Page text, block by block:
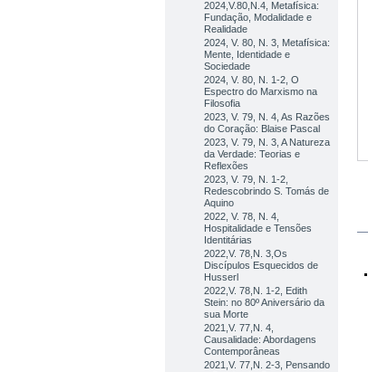
2024,V.80,N.4, Metafísica:
Fundação, Modalidade e
Realidade
2024, V. 80, N. 3, Metafísica:
Mente, Identidade e
Sociedade
2024, V. 80, N. 1-2, O
Espectro do Marxismo na
Filosofia
2023, V. 79, N. 4, As Razões
do Coração: Blaise Pascal
2023, V. 79, N. 3, A Natureza
da Verdade: Teorias e
Reflexões
2023, V. 79, N. 1-2,
Redescobrindo S. Tomás de
Aquino
2022, V. 78, N. 4,
Hospitalidade e Tensões
Identitárias
2022,V. 78,N. 3,Os
Discípulos Esquecidos de
Husserl
2022,V. 78,N. 1-2, Edith
Stein: no 80º Aniversário da
sua Morte
2021,V. 77,N. 4,
Causalidade: Abordagens
Contemporâneas
2021,V. 77,N. 2-3, Pensando